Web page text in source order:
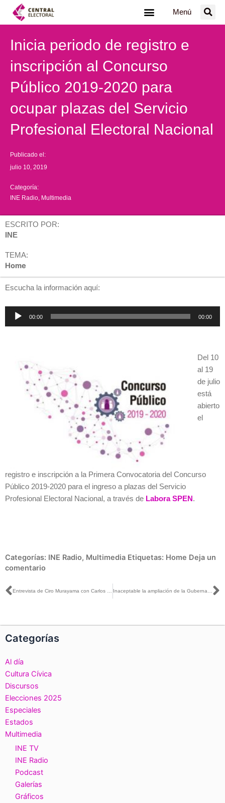
Menú
Inicia periodo de registro e
inscripción al Concurso
Público 2019-2020 para
ocupar plazas del Servicio
Profesional Electoral Nacional
Publicado el:
julio 10, 2019
Categoría:
INE Radio Multimedia
ESCRITO POR:
INE
TEMA:
Home
Escucha la información aquí:
Reproductor
00:00 00:00
Del 10
al 19
de julio
está
abierto
el
registro e inscripción a la Primera Convocatoria del Concurso
Público 2019-2020 para el ingreso a plazas del Servicio
Profesional Electoral Nacional, a través de Labora SPEN .
Categorías: INE Radio, Multimedia Etiquetas: Home Deja un
comentario
Ant
Categorías
Al día
Cultura Cívica
Discursos
Elecciones 2025
Especiales
Estados
Multimedia
INE TV
INE Radio
Podcast
Galerías
Gráficos